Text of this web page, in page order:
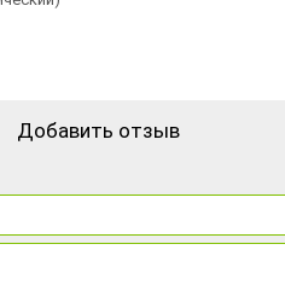
Добавить отзыв